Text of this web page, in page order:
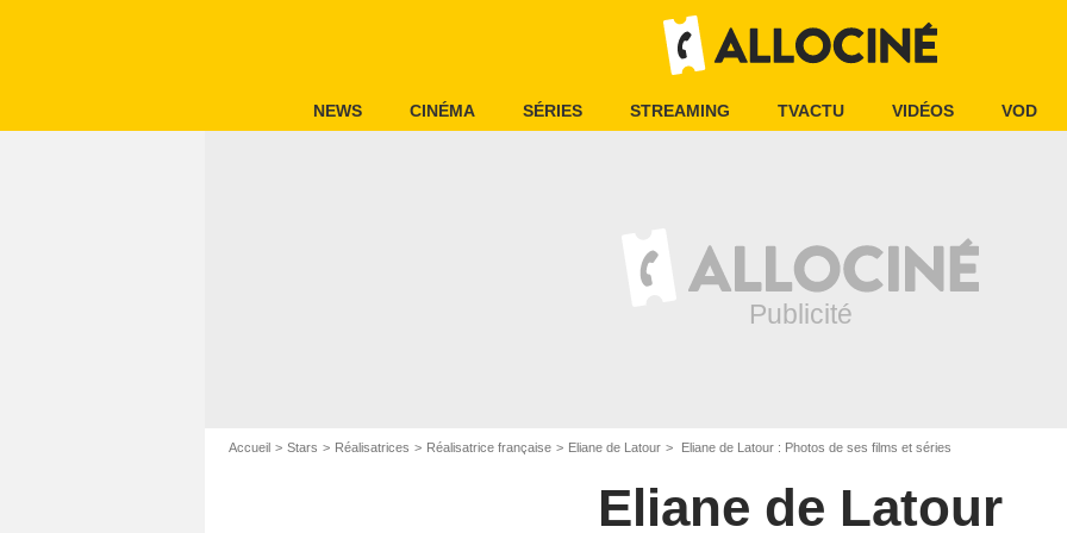
NEWS CINÉMA SÉRIES STREAMING TVACTU VIDÉOS VOD
Accueil Stars Réalisatrices Réalisatrice française Eliane de Latour Eliane de Latour : Photos de ses films et séries
Eliane de Latour